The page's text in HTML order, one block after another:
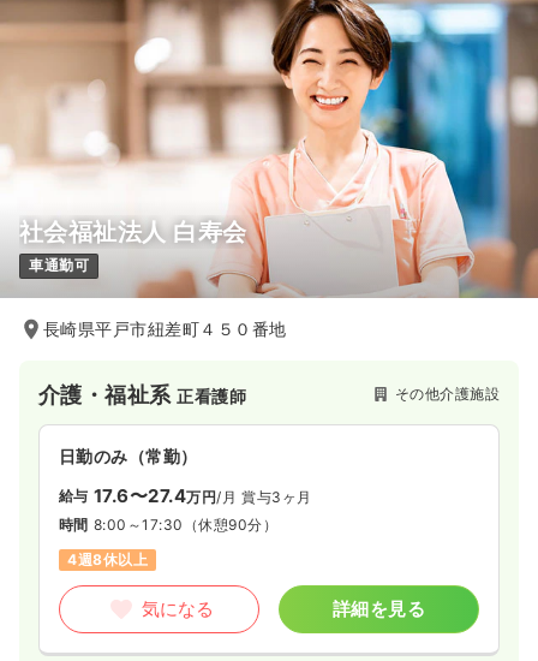
社会福祉法人 白寿会
車通勤可
長崎県平戸市紐差町４５０番地
介護・福祉系正看護師 その他介護施設
日勤のみ（常勤）
給与 17.6〜27.4万円/月 賞与3ヶ月
時間 8:00～17:30 （休憩90分）
4週8休以上
気になる 詳細を見る